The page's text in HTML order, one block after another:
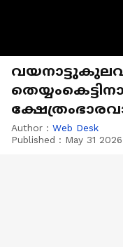
Author : Web Desk
Published : May 31